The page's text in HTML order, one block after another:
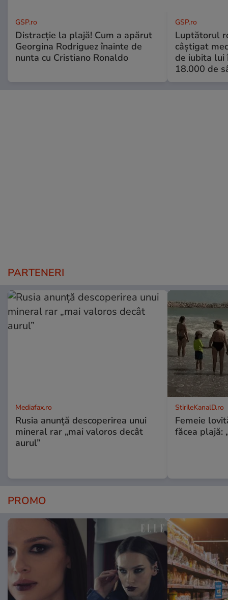
GSP.ro
Distracție la plajă! Cum a apărut
Georgina Rodriguez înainte de
nunta cu Cristiano Ronaldo
GSP.ro
Luptătorul
câștigat
de iubita lui
18.000 de
PARTENERI
Mediafax.ro
Rusia anunță descoperirea unui
mineral rar „mai valoros decât
aurul”
StirileKanalD.ro
Femeie
făcea plajă:
PROMO